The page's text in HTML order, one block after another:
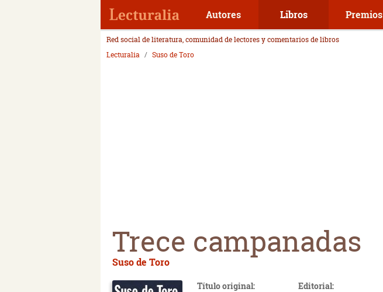
Autores Libros Premios
Red social de literatura, comunidad de lectores y comentarios de libros
Lecturalia
Suso de Toro
Trece campanadas
Suso de Toro
Título original: Editorial: